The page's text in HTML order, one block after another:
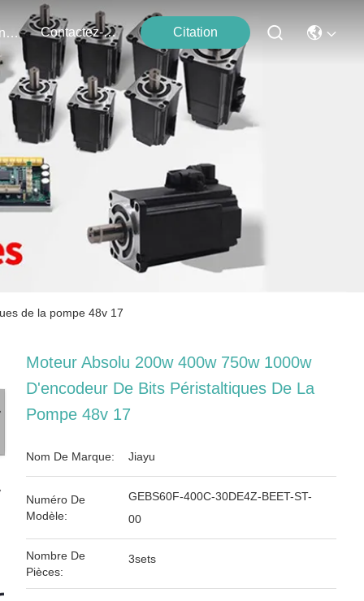
Événements Contactez-Nous Citation
de la pompe 48v 17
Moteur Absolu 200w 400w 750w 1000w
D'encodeur De Bits Péristaltiques De La
Pompe 48v 17
Nom De Marque: Jiayu
Numéro De
Modèle:
GEBS60F-400C-30DE4Z-BEET-ST-
00
Nombre De
Pièces:
3sets